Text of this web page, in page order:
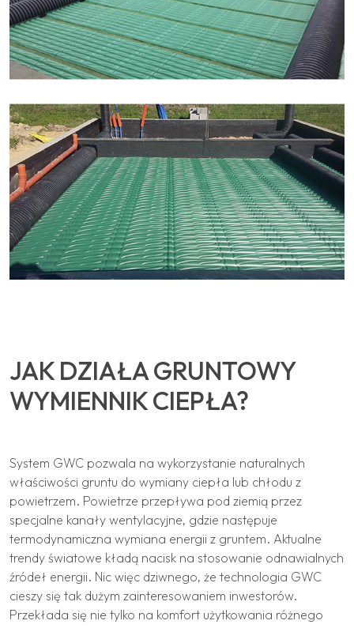
JAK DZIAŁA GRUNTOWY
WYMIENNIK CIEPŁA?
System GWC pozwala na wykorzystanie naturalnych
właściwości gruntu do wymiany ciepła lub chłodu z
powietrzem. Powietrze przepływa pod ziemią przez
specjalne kanały wentylacyjne, gdzie następuje
termodynamiczna wymiana energii z gruntem. Aktualne
trendy światowe kładą nacisk na stosowanie odnawialnych
źródeł energii. Nic więc dziwnego, że technologia GWC
cieszy się tak dużym zainteresowaniem inwestorów.
Przekłada się nie tylko na komfort użytkowania różnego